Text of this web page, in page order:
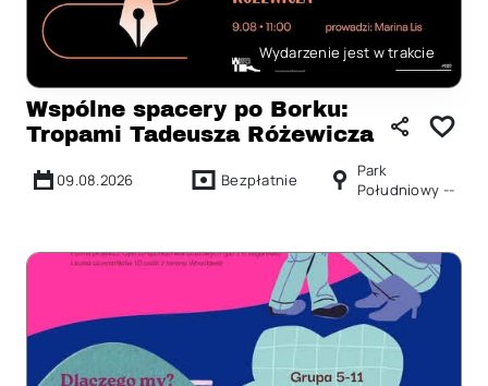
Wydarzenie jest w trakcie
Wspólne spacery po Borku:
Tropami Tadeusza Różewicza
09.08.2026 Bezpłatnie
Park
Południowy --